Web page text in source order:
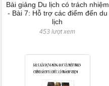
Bài giảng Du lịch có trách nhiệm
- Bài 7: Hỗ trợ các điểm đến du
lịch
453 lượt xem